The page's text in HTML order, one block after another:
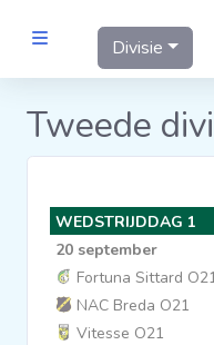
Clubs
Wedstrijden
Statistieken
Divisie
Tweede
WEDSTRIJDDAG 1
20 september
Fortuna Sittard
NAC Breda O21
Vitesse O21